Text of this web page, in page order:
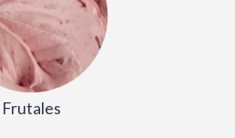
Frutales